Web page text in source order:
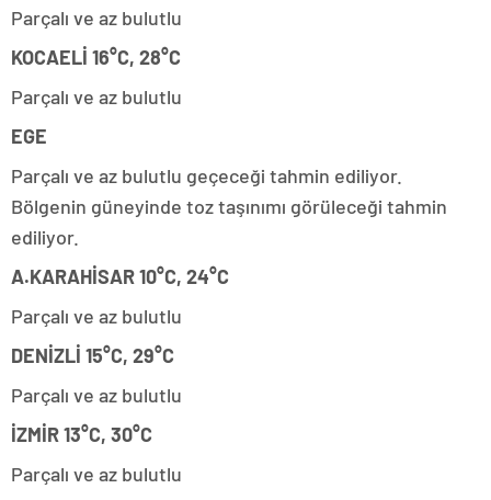
Parçalı ve az bulutlu
KOCAELİ 16°C, 28°C
Parçalı ve az bulutlu
EGE
Parçalı ve az bulutlu geçeceği tahmin ediliyor.
Bölgenin güneyinde toz taşınımı görüleceği tahmin
ediliyor.
A.KARAHİSAR 10°C, 24°C
Parçalı ve az bulutlu
DENİZLİ 15°C, 29°C
Parçalı ve az bulutlu
İZMİR 13°C, 30°C
Parçalı ve az bulutlu